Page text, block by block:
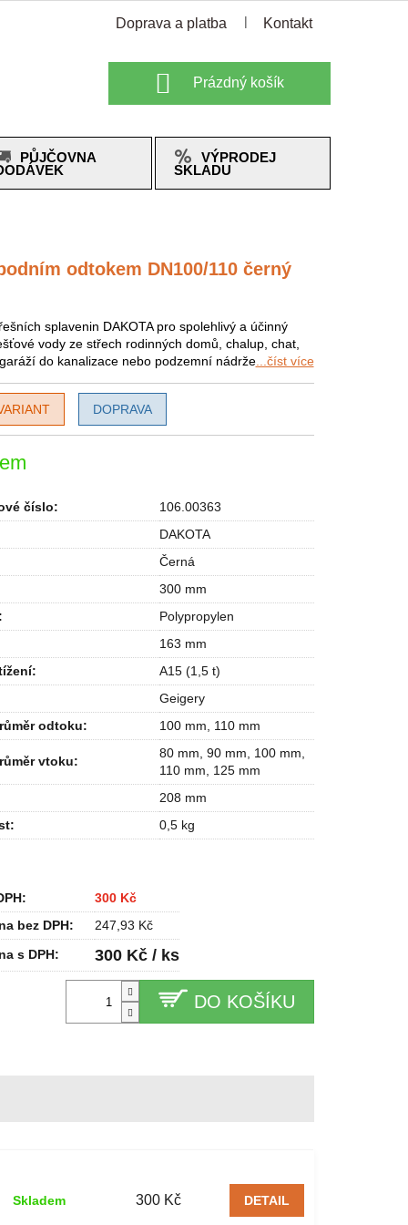
Doprava a platba Kontakt
Nákupní
košík
Prázdný košík
PŮJČOVNA
VÝPRODEJ
SKLADU
odtokem DN100/110 černý
DO KOŠÍKU
splavenin DAKOTA pro spolehlivý a účinný
vody ze střech rodinných domů, chalup, chat,
do kanalizace nebo podzemní nádrže...číst více
číslo:
106.00363
DAKOTA
Černá
300 mm
:
Polypropylen
163 mm
:
A15 (1,5 t)
Geigery
odtoku: 100 mm 110 mm
vtoku:
80 mm 90 mm 100 mm
110 mm
125 mm
208 mm
: 0,5 kg
DOPRAVA
300 Kč
bez DPH:
247,93 Kč
s DPH:
300 Kč / ks
300 Kč
Skladem DETAIL